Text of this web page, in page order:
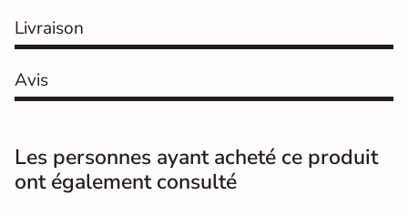
Coefficient
antidérapant
Résistance à
l'usure
GR5 - Ultra-résistant
Bords Non-rectifié
Livraison
Avis
Les personnes ayant acheté ce produit
ont également consulté